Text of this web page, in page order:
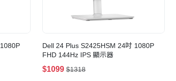
Dell 24 Plus S2425HSM 24吋 1080P
FHD 144Hz IPS 顯示器
$1099 $1318